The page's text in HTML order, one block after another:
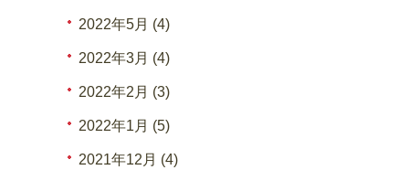
2022年5月 (4)
2022年3月 (4)
2022年2月 (3)
2022年1月 (5)
2021年12月 (4)